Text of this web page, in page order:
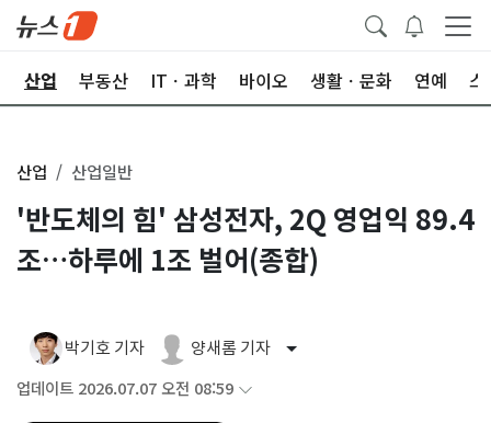
산업 부동산 ITㆍ과학 바이오 생활ㆍ문화 연예 스
산업 산업일반
'반도체의 힘' 삼성전자, 2Q 영업익 89.4
조…하루에 1조 벌어(종합)
박기호 기자 양새롬 기자
업데이트 2026.07.07 오전 08:59